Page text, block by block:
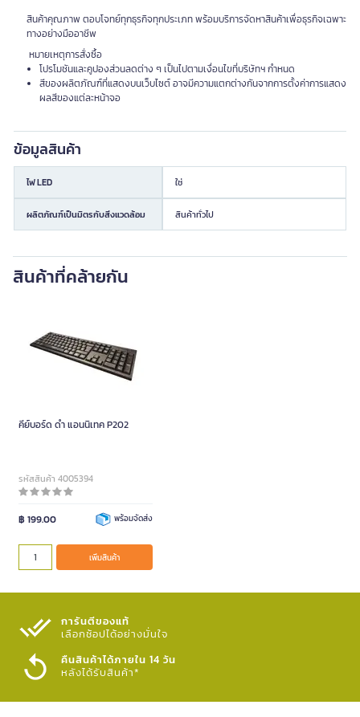
สินค้าคุณภาพ ตอบโจทย์ทุกธุรกิจทุกประเภท พร้อมบริการจัดหาสินค้าเพื่อธุรกิจเฉพาะ
ทางอย่างมืออาชีพ
หมายเหตุการสั่งซื้อ
โปรโมชันและคูปองส่วนลดต่าง ๆ เป็นไปตามเงื่อนไขที่บริษัทฯ กำหนด
สีของผลิตภัณฑ์ที่แสดงบนเว็บไซต์ อาจมีความแตกต่างกันจากการตั้งค่าการแสดง
ผลสีของแต่ละหน้าจอ
ข้อมูลสินค้า
ไฟ LED ใช่
ผลิตภัณฑ์เป็นมิตรกับสิ่งแวดล้อม สินค้าทั่วไป
สินค้าที่คล้ายกัน
คีย์บอร์ด ดำ แอนนิเทค P202
รหัสสินค้า 4005394
฿ 199.00 พร้อมจัดส่ง
เพิ่มสินค้า
การันตีของแท้
เลือกช้อปได้อย่างมั่นใจ​
คืนสินค้าได้ภายใน 14 วัน
หลังได้รับสินค้า*